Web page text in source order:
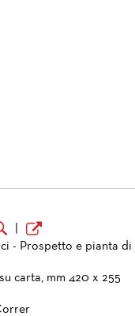
- Prospetto e pianta di
carta, mm 420 x 255